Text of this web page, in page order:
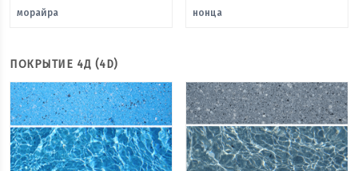
морайра нонца
ПОКРЫТИЕ 4Д (4D)